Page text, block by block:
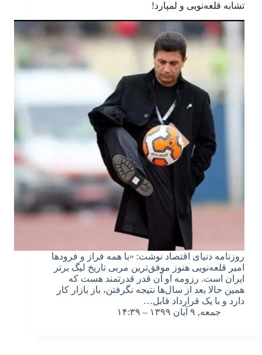
تشابه قلعه‌نویی و ‌لمپارد!
روزنامه دنیای‌ اقتصاد نوشت: «با همه فراز و فرودها
امیر قلعه‌نویی هنوز موفق‌ترین مربی تاریخ لیگ برتر
ایران است. رزومه او آن قدر قدرتمند هست که
همین حالا بعد از سال‌ها نتیجه نگرفتن، باز بازار کار
دارد و با یک قرارداد قابل…
جمعه, ۹ آبان ۱۳۹۹ – ۱۴:۳۹